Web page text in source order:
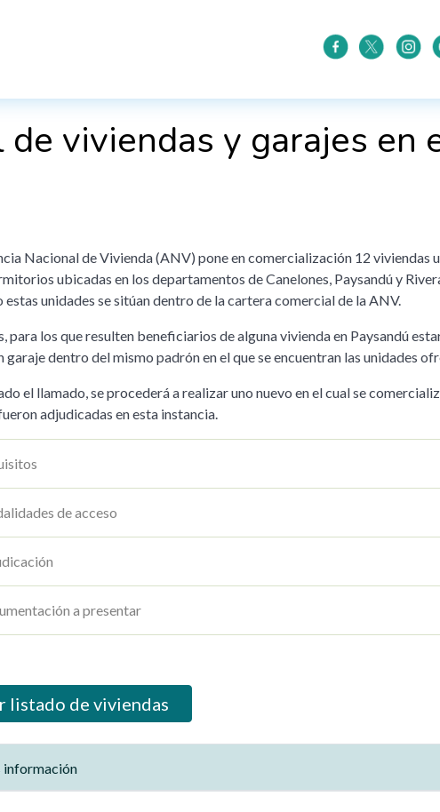
viviendas y garajes en
Nacional de Vivienda (ANV) pone en comercialización 12 viviendas
ubicadas en los departamentos de Canelones, Paysandú y
estas unidades se sitúan dentro de la cartera comercial de la ANV.
para los que resulten beneficiarios de alguna vivienda en Paysandú
garaje dentro del mismo padrón en el que se encuentran las unidades
el llamado, se procederá a realizar uno nuevo en el cual se
adjudicadas en esta instancia.
de acceso
a presentar
listado de viviendas
información